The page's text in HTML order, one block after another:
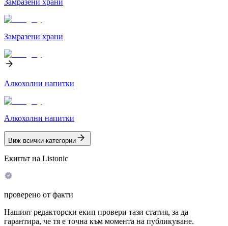
Замразени храни
Алкохолни напитки
Алкохолни напитки
Виж всички категории
Екипът на Listonic
проверено от факти
Нашият редакторски екип провери тази статия, за да
гарантира, че тя е точна към момента на публикуване.